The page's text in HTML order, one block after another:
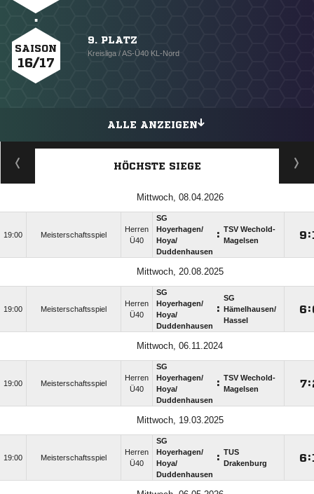
SAISON
16/17
9. PLATZ
Kreisliga / AS-Ü40 KL-Nord
ALLE ANZEIGEN
HÖCHSTE SIEGE
Mittwoch, 08.04.2026
19:00 Meisterschaftsspiel
Herren
Ü40
SG
Hoyerhagen/​
Hoya/​
Duddenhausen
: TSV Wechold-
Magelsen
:
Mittwoch, 20.08.2025
19:00 Meisterschaftsspiel
Herren
Ü40
SG
Hoyerhagen/​
Hoya/​
Duddenhausen
:
SG
Hämelhausen/​
Hassel
:
Mittwoch, 06.11.2024
19:00 Meisterschaftsspiel
Herren
Ü40
SG
Hoyerhagen/​
Hoya/​
Duddenhausen
: TSV Wechold-
Magelsen
:
Mittwoch, 19.03.2025
19:00 Meisterschaftsspiel
Herren
Ü40
SG
Hoyerhagen/​
Hoya/​
Duddenhausen
: TUS
Drakenburg
: